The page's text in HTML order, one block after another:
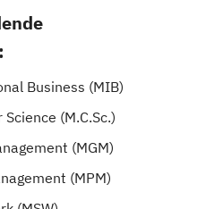
Business (MIB)
(M.C.Sc.)
(MGM)
(MPM)